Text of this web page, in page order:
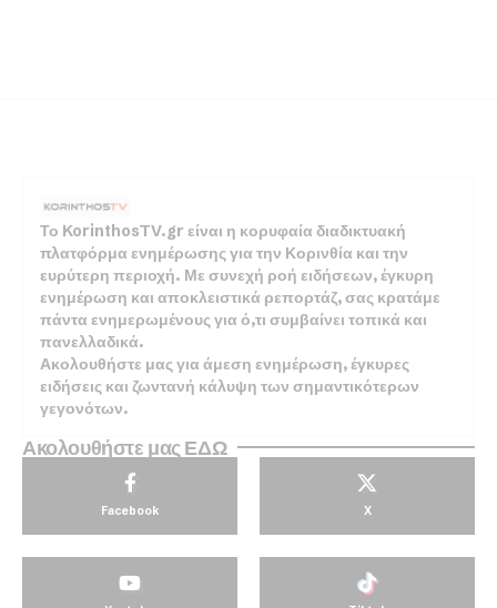
Το KorinthosTV.gr είναι η κορυφαία διαδικτυακή
πλατφόρμα ενημέρωσης για την Κορινθία και την
ευρύτερη περιοχή. Με συνεχή ροή ειδήσεων, έγκυρη
ενημέρωση και αποκλειστικά ρεπορτάζ, σας κρατάμε
πάντα ενημερωμένους για ό,τι συμβαίνει τοπικά και
πανελλαδικά.
Ακολουθήστε μας για άμεση ενημέρωση, έγκυρες
ειδήσεις και ζωντανή κάλυψη των σημαντικότερων
γεγονότων.
Ακολουθήστε μας ΕΔΩ
Facebook X